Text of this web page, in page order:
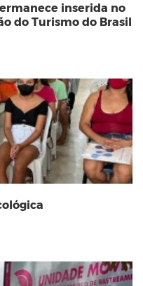
inserida no
do Turismo do Brasil